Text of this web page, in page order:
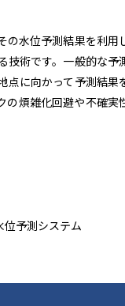
の水位予測結果を利用
技術です。一般的な予
点に向かって予測結果
の煩雑化回避や不確実
予測システム